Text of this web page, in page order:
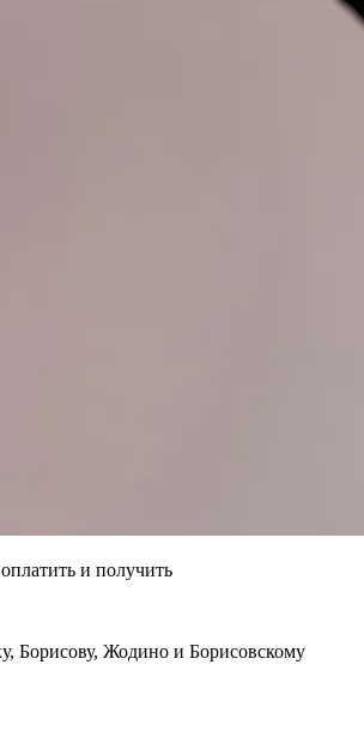
и получить
Борисову, Жодино и Борисовскому